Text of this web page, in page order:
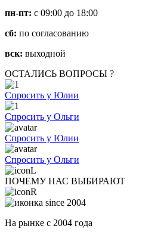
пн-пт: с 09:00 до 18:00
сб: по согласованию
вск: выходной
ОСТАЛИСЬ ВОПРОСЫ ?
Спросить у Юлии
Спросить у Ольги
Спросить у Юлии
Спросить у Ольги
ПОЧЕМУ НАС ВЫБИРАЮТ
На рынке с 2004 года